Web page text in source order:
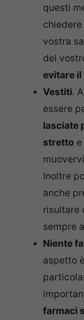
questi
vostra
del
evitare
Vestiti.
essere
lasciate
stretto
Inoltre
anche
risultare
sempre
Niente
aspetto
farmaci